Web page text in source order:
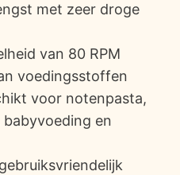
met zeer droge
van 80 RPM
voedingsstoffen
voor notenpasta,
en